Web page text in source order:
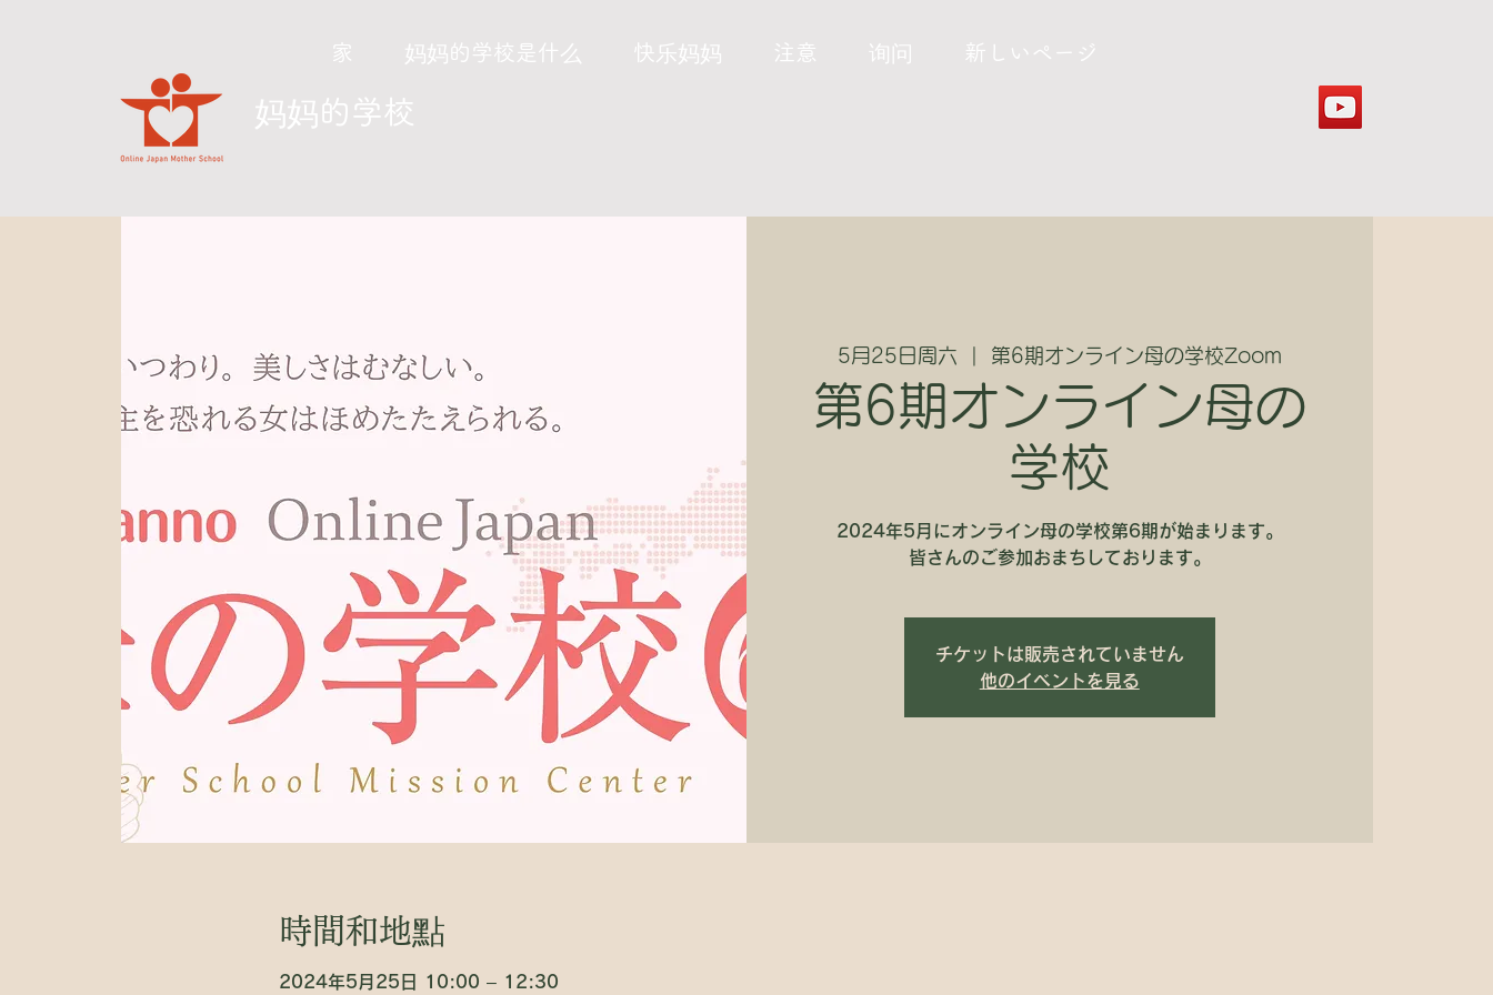
​妈妈的学校
家 妈妈的学校是什么 快乐妈妈 注意 询问 新しいページ
5月25日周六 第6期オンライン母の学校Zoom
第6期オンライン母の
学校
2024年5月にオンライン母の学校第6期が始まります。
皆さんのご参加おまちしております。
チケットは販売されていません
他のイベントを見る
時間和地點
2024年5月25日 10:00 – 12:30